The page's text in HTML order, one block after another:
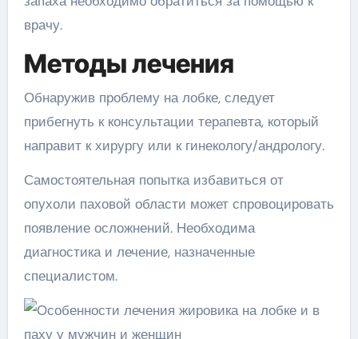
врачу.
Методы лечения
Обнаружив проблему на лобке, следует
прибегнуть к консультации терапевта, который
направит к хирургу или к гинекологу/андрологу.
Самостоятельная попытка избавиться от
опухоли паховой области может спровоцировать
появление осложнений. Необходима
диагностика и лечение, назначенные
специалистом.